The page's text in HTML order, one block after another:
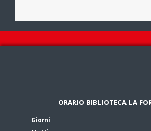
ORARIO BIBLIOTECA LA
Giorni